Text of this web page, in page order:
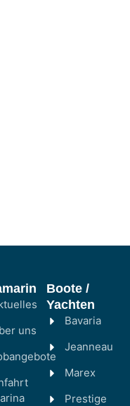
uns
Boote /
Yachten
Bavaria
Jeanneau
Marex
Prestige